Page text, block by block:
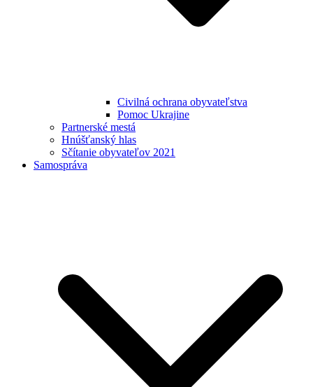
Civilná ochrana obyvateľstva
Pomoc Ukrajine
Partnerské mestá
Hnúšťanský hlas
Sčítanie obyvateľov 2021
Samospráva